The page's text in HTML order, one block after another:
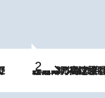
2026.8.7
「湘南乃風に憧れて」観客大盛上がりの“タオル回し”に、ラッパー顔負けの高速歌唱まで…さだまさし（74）のアグレッシブすぎる現在地